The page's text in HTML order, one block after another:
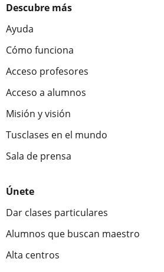
Descubre más
Ayuda
Cómo funciona
Acceso profesores
Acceso a alumnos
Misión y visión
Tusclases en el mundo
Sala de prensa
Únete
Dar clases particulares
Alumnos que buscan maestro
Alta centros